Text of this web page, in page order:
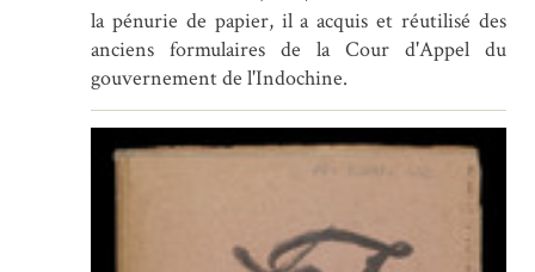
la pénurie de papier, il a acquis et réutilisé des
anciens formulaires de la Cour d'Appel du
gouvernement de l'Indochine.